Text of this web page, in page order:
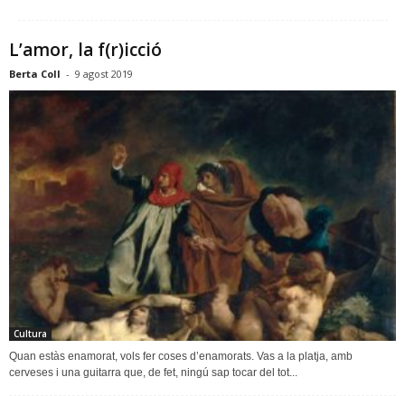
L’amor, la f(r)icció
Berta Coll - 9 agost 2019
Cultura
Quan estàs enamorat, vols fer coses d’enamorats. Vas a la platja, amb
cerveses i una guitarra que, de fet, ningú sap tocar del tot...